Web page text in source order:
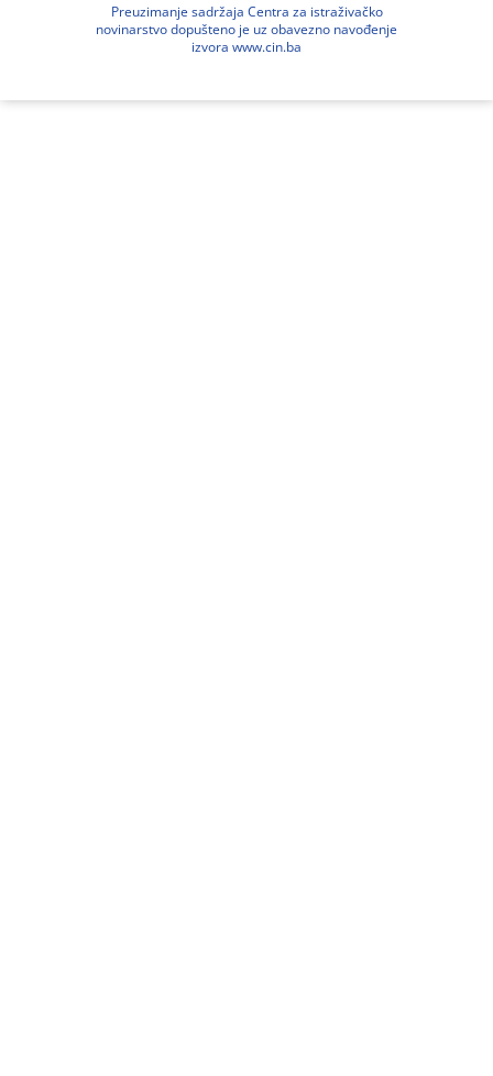
Preuzimanje sadržaja Centra za istraživačko
novinarstvo dopušteno je uz obavezno navođenje
izvora www.cin.ba